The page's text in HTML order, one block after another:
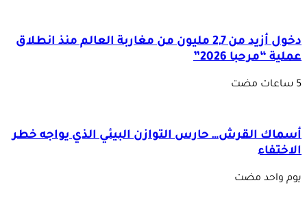
دخول أزيد من 2,7 مليون من مغاربة العالم منذ انطلاق
عملية “مرحبا 2026”
أسماك القرش… حارس التوازن البيئي الذي يواجه خطر
الاختفاء
‏يوم واحد مضت